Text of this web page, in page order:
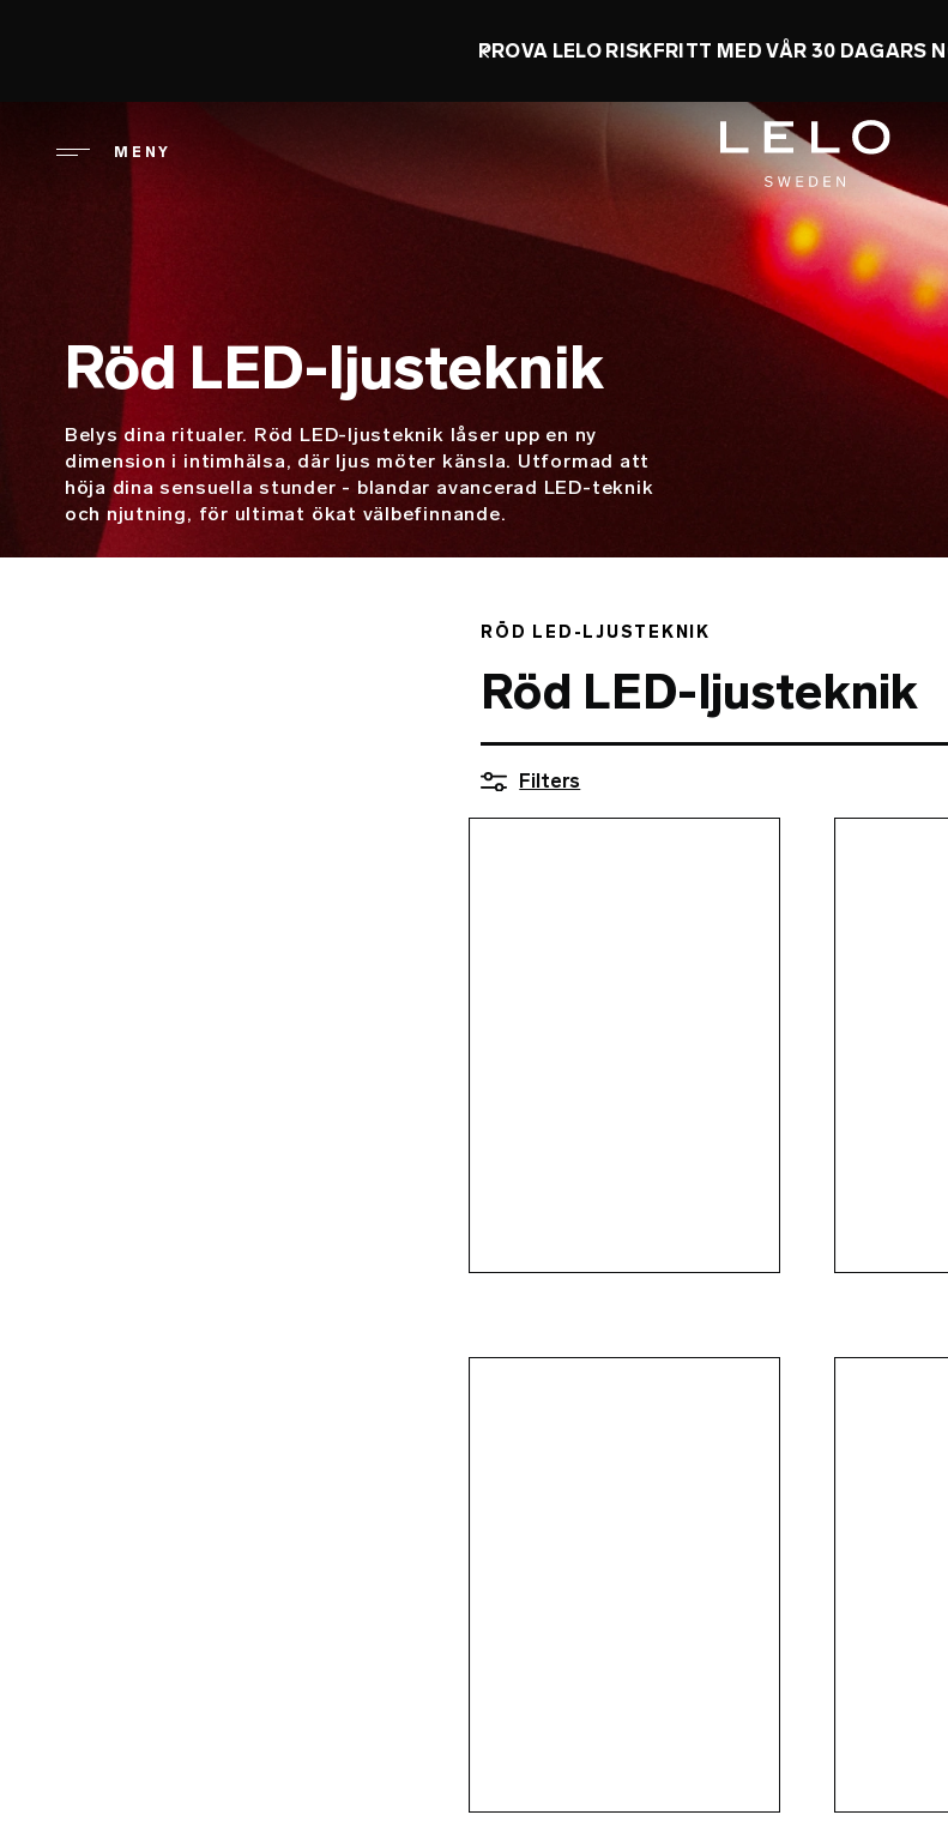
PROVA LELO RISKFRITT MED VÅR 30 DAGARS
MENY
Röd LED-ljusteknik
Beskrivning
Belys dina ritualer. Röd LED-ljusteknik låser upp en ny
dimension i intimhälsa, där ljus möter känsla. Utformad att
höja dina sensuella stunder - blandar avancerad LED-teknik
och njutning, för ultimat ökat välbefinnande.
RÖD LED-LJUSTEKNIK
Röd LED-ljusteknik
Filters